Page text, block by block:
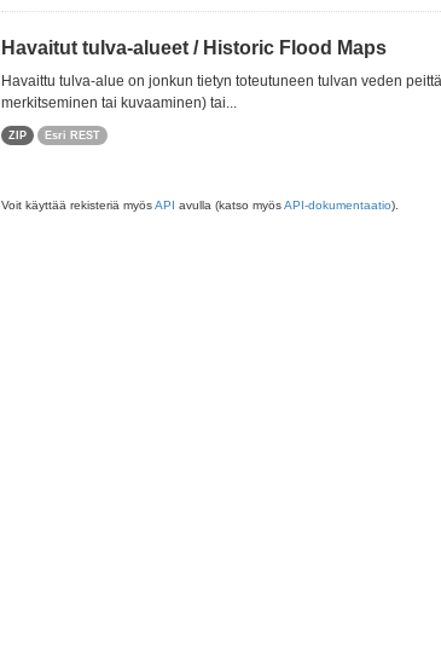
Havaitut tulva-alueet / Historic Flood Maps
Havaittu tulva-alue on jonkun tietyn toteutuneen tulvan veden
merkitseminen tai kuvaaminen) tai...
ZIP Esri REST
Voit käyttää rekisteriä myösAPI avulla (katso myösAPI-dokumentaatio).